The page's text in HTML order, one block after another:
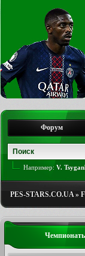
Форум
Например: V.
PES-STARS.CO.UA»